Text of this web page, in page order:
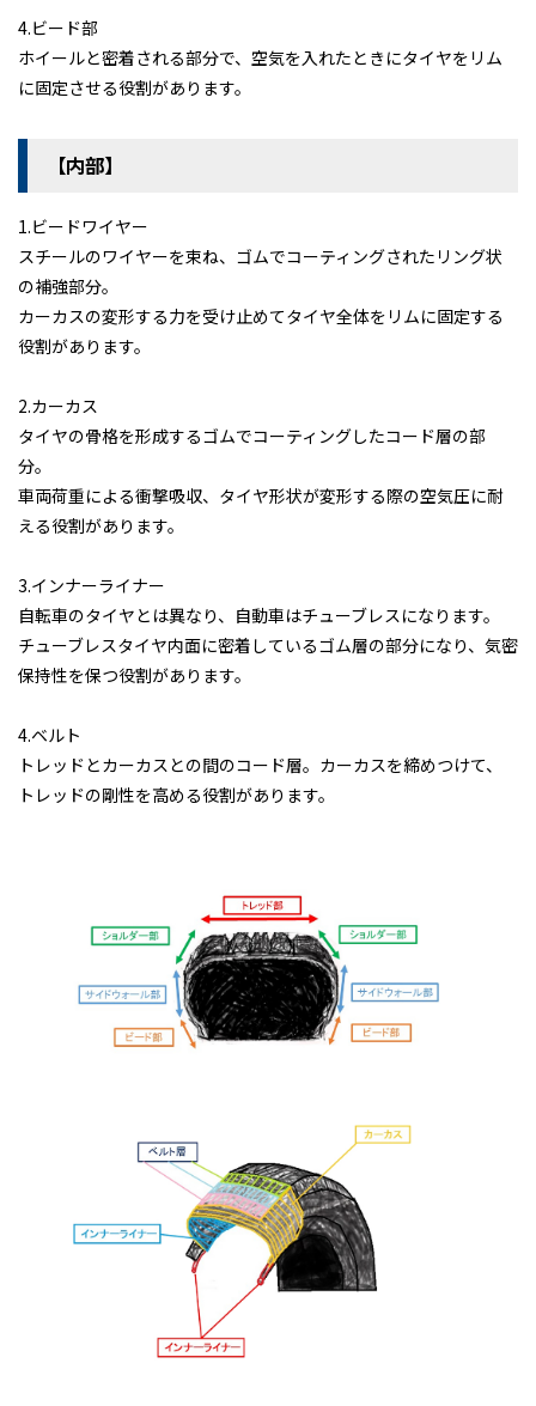
特定商取引に基づく表示
サイトマップ
〒160-0023 東京都新宿区西新宿5-17-4
03-3320-1678
営業時間｜9:00～18:00
定休日｜第2･3土曜日・日曜日・祝日
4.ビード部
ホイールと密着される部分で、空気を入れたときにタイヤをリム
に固定させる役割があります。
【内部】
1.ビードワイヤー
スチールのワイヤーを束ね、ゴムでコーティングされたリング状
の補強部分。
カーカスの変形する力を受け止めてタイヤ全体をリムに固定する
役割があります。
2.カーカス
タイヤの骨格を形成するゴムでコーティングしたコード層の部
分。
車両荷重による衝撃吸収、タイヤ形状が変形する際の空気圧に耐
える役割があります。
3.インナーライナー
自転車のタイヤとは異なり、自動車はチューブレスになります。
チューブレスタイヤ内面に密着しているゴム層の部分になり、気密
保持性を保つ役割があります。
4.ベルト
トレッドとカーカスとの間のコード層。カーカスを締めつけて、
トレッドの剛性を高める役割があります。